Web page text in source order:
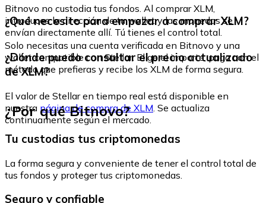
Bitnovo no custodia tus fondos. Al comprar XLM,
introduces la dirección de tu wallet y las monedas se
envían directamente allí. Tú tienes el control total.
¿Qué necesito para empezar a comprar XLM?
Solo necesitas una cuenta verificada en Bitnovo y una
wallet compatible con Stellar. Elige el importe, paga con el
método que prefieras y recibe los XLM de forma segura.
¿Dónde puedo consultar el precio actualizado
de XLM?
El valor de Stellar en tiempo real está disponible en
nuestra página de compra de XLM. Se actualiza
continuamente según el mercado.
¿Por qué Bitnovo?
Tu custodias tus criptomonedas
La forma segura y conveniente de tener el control total de
tus fondos y proteger tus criptomonedas.
Seguro y confiable